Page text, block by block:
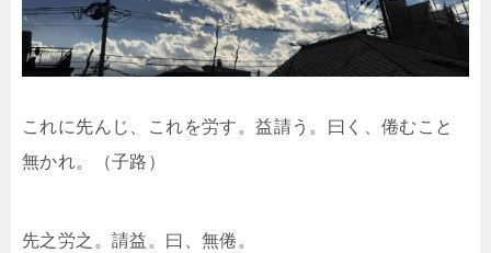
これに先んじ、これを労す。益請う。曰く、倦むこと
無かれ。（子路）
先之労之。請益。曰、無倦。